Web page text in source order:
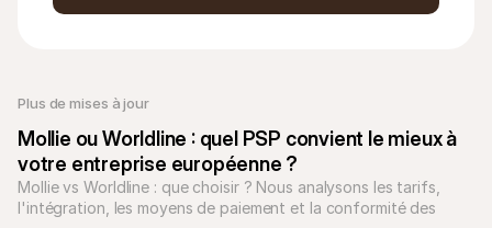
Plus de mises à jour
Mollie ou Worldline : quel PSP convient le mieux à
votre entreprise européenne ?
Mollie vs Worldline : que choisir ? Nous analysons les tarifs,
l'intégration, les moyens de paiement et la conformité des